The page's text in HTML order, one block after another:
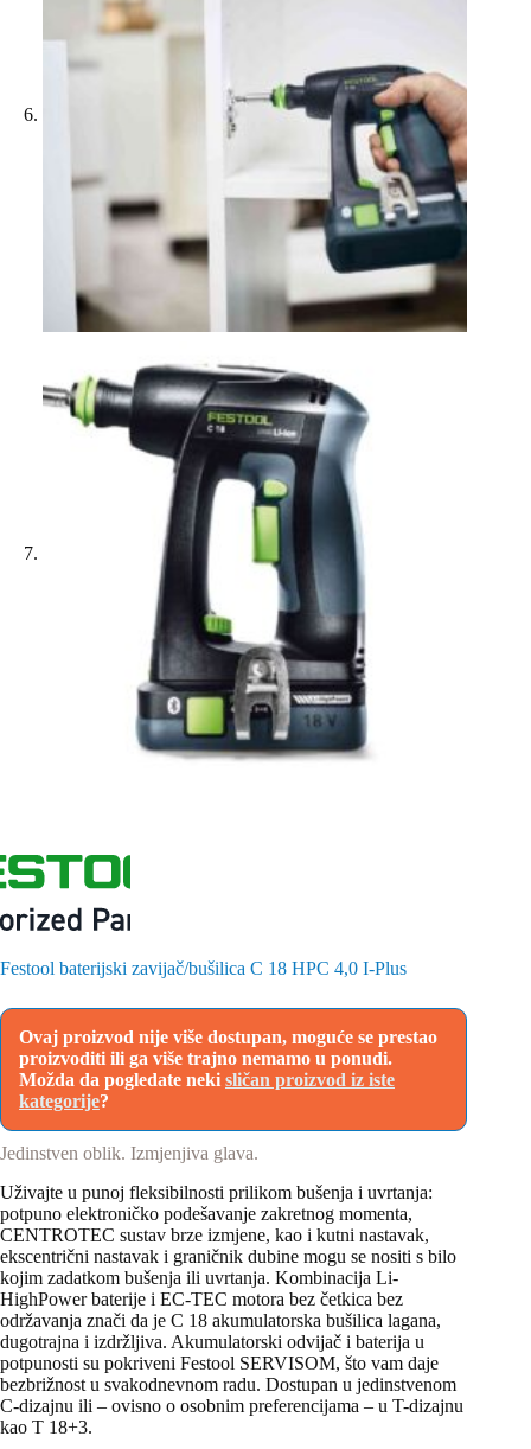
Festool baterijski zavijač/bušilica C 18 HPC 4,0 I-Plus
Ovaj proizvod nije više dostupan, moguće se prestao
proizvoditi ili ga više trajno nemamo u ponudi.
Možda da pogledate neki sličan proizvod iz iste
kategorije?
Jedinstven oblik. Izmjenjiva glava.
Uživajte u punoj fleksibilnosti prilikom bušenja i uvrtanja:
potpuno elektroničko podešavanje zakretnog momenta,
CENTROTEC sustav brze izmjene, kao i kutni nastavak,
ekscentrični nastavak i graničnik dubine mogu se nositi s bilo
kojim zadatkom bušenja ili uvrtanja. Kombinacija Li-
HighPower baterije i EC-TEC motora bez četkica bez
održavanja znači da je C 18 akumulatorska bušilica lagana,
dugotrajna i izdržljiva. Akumulatorski odvijač i baterija u
potpunosti su pokriveni Festool SERVISOM, što vam daje
bezbrižnost u svakodnevnom radu. Dostupan u jedinstvenom
C-dizajnu ili – ovisno o osobnim preferencijama – u T-dizajnu
kao T 18+3.